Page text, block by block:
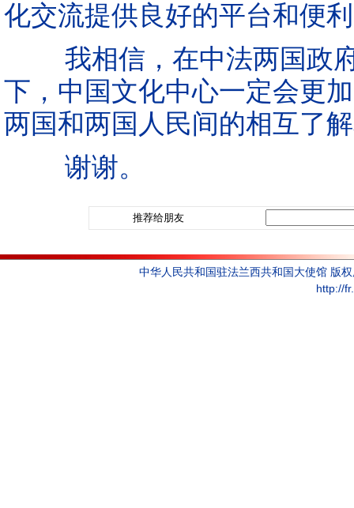
化交流提供良好的平台和便
我相信，在中法两国政府
下，中国文化中心一定会更
两国和两国人民间的相互了
谢谢。
推荐给朋友
中华人民共和国驻法兰西共和国大使馆 版
http://